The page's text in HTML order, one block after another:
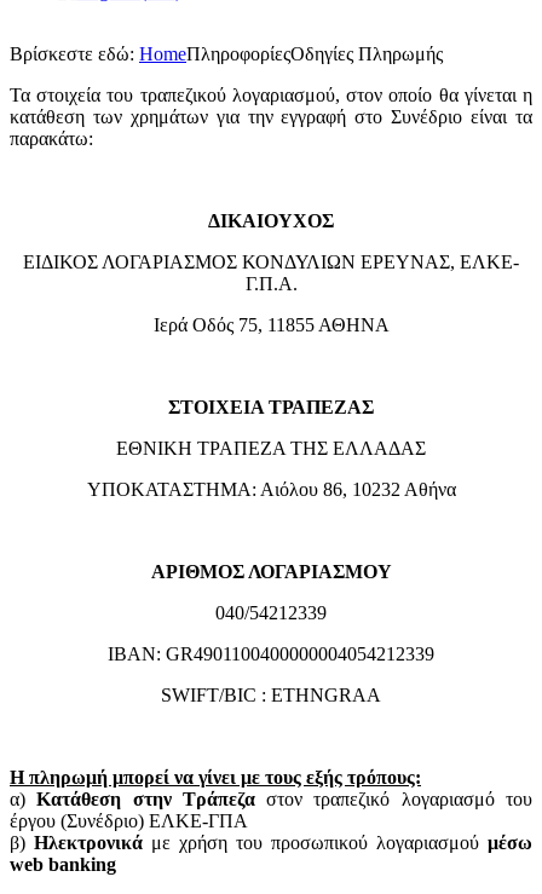
Βρίσκεστε εδώ: HomeΠληροφορίεςΟδηγίες Πληρωμής
Τα στοιχεία του τραπεζικού λογαριασμού, στον οποίο θα γίνεται η
κατάθεση των χρημάτων για την εγγραφή στο Συνέδριο είναι τα
παρακάτω:
ΔΙΚΑΙΟΥΧΟΣ
ΕΙΔΙΚΟΣ ΛΟΓΑΡΙΑΣΜΟΣ ΚΟΝΔΥΛΙΩΝ ΕΡΕΥΝΑΣ, ΕΛΚΕ-
Γ.Π.Α.
Ιερά Οδός 75, 11855 ΑΘΗΝΑ
ΣΤΟΙΧΕΙΑ ΤΡΑΠΕΖΑΣ
ΕΘΝΙΚΗ ΤΡΑΠΕΖΑ ΤΗΣ ΕΛΛΑΔΑΣ
ΥΠΟΚΑΤΑΣΤΗΜΑ: Αιόλου 86, 10232 Αθήνα
ΑΡΙΘΜΟΣ ΛΟΓΑΡΙΑΣΜΟΥ
040/54212339
IBAN: GR4901100400000004054212339
SWIFT/BIC : ETHNGRAA
Η πληρωμή μπορεί να γίνει με τους εξής τρόπους:
α)Κατάθεση στην Τράπεζαστον τραπεζικό λογαριασμό του
έργου (Συνέδριο) ΕΛΚΕ-ΓΠΑ
β) Ηλεκτρονικά με χρήση του προσωπικού λογαριασμού μέσω
web banking